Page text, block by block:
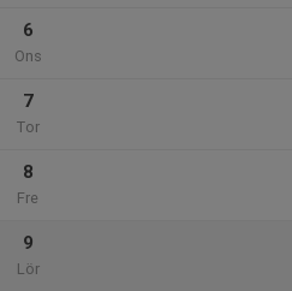
6
Ons
7
Tor
8
Fre
9
Lör